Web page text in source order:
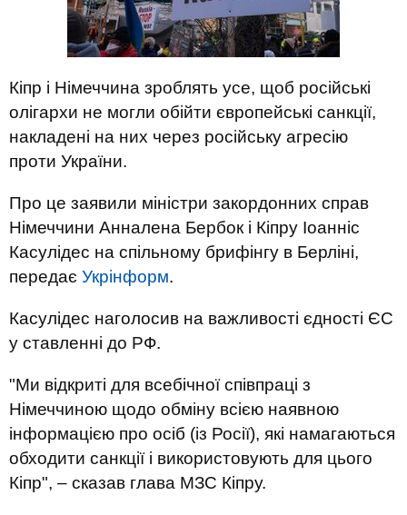
Кіпр і Німеччина зроблять усе, щоб російські
олігархи не могли обійти європейські санкції,
накладені на них через російську агресію
проти України.
Про це заявили міністри закордонних справ
Німеччини Анналена Бербок і Кіпру Іоанніс
Касулідес на спільному брифінгу в Берліні,
передає Укрінформ.
Касулідес наголосив на важливості єдності ЄС
у ставленні до РФ.
"Ми відкриті для всебічної співпраці з
Німеччиною щодо обміну всією наявною
інформацією про осіб (із Росії), які намагаються
обходити санкції і використовують для цього
Кіпр", – сказав глава МЗС Кіпру.